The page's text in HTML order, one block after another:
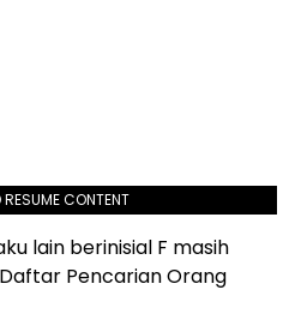
CONTENT
lain berinisial F masih
Pencarian Orang